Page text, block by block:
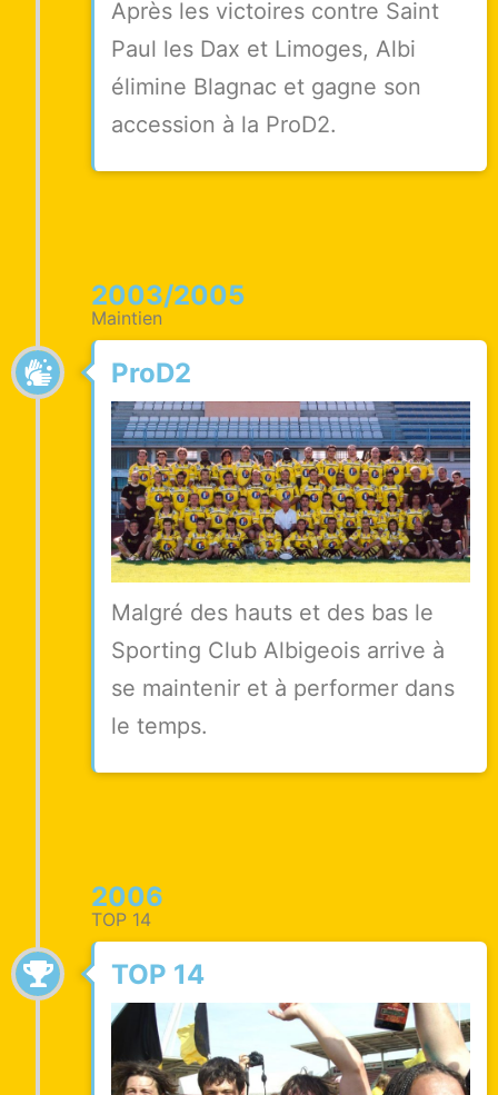
Après les victoires contre Saint
Paul les Dax et Limoges, Albi
élimine Blagnac et gagne son
accession à la ProD2.
2003/2005
Maintien
ProD2
Malgré des hauts et des bas le
Sporting Club Albigeois arrive à
se maintenir et à performer dans
le temps.
2006
TOP 14
TOP 14